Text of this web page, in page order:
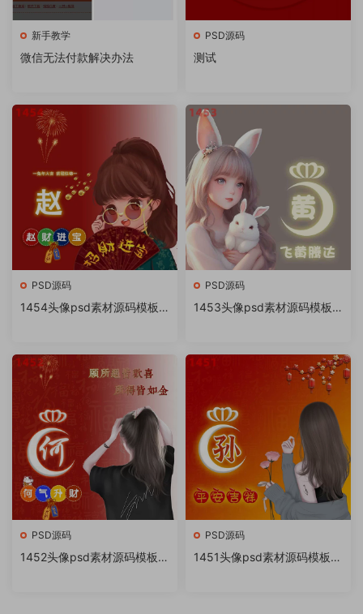
新手教学
微信无法付款解决办法
PSD源码
测试
PSD源码
1454头像psd素材源码模板
作教程软件
PSD源码
1453头像psd素材源码模板
作教程软件
PSD源码
1452头像psd素材源码模板源
PSD源码
1451头像psd素材源码模板源